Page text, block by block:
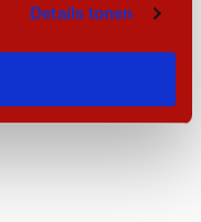
Details tonen